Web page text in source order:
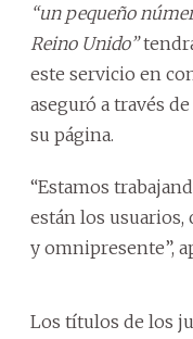
“un pequeño
Reino Unido”
este servicio en
aseguró a través
su página.
“Estamos
están los
y omnipresente”,
Los títulos de los